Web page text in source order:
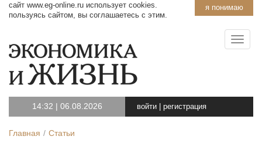
я понимаю
сайт www.eg-online.ru использует cookies.
пользуясь сайтом, вы соглашаетесь с этим.
14:32 | 06.08.2026 войти регистрация
Главная Статьи